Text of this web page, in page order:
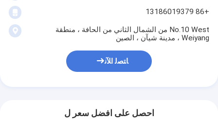
+86 13186019379
No.10 West من الشمال الثاني من الحافة ، منطقة
Weiyang ، مدينة شيآن ، الصين
ﺎﺘﺼﻟ ﺍﻶﻧ
احصل على افضل سعر ل